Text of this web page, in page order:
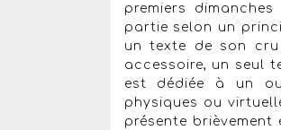
premiers
partie selon un
un texte de son
accessoire, un seul
est dédiée à un
physiques ou
présente